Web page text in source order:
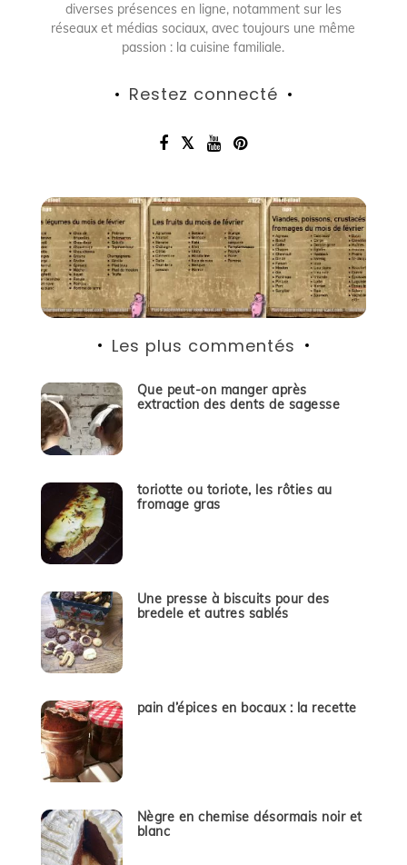
diverses présences en ligne, notamment sur les
réseaux et médias sociaux, avec toujours une même
passion : la cuisine familiale.
Restez connecté
Les plus commentés
Que peut-on manger après
extraction des dents de sagesse
toriotte ou toriote, les rôties au
fromage gras
Une presse à biscuits pour des
bredele et autres sablés
pain d’épices en bocaux : la recette
Nègre en chemise désormais noir et
blanc